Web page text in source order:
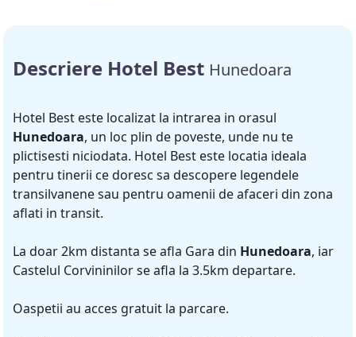
Descriere Hotel Best Hunedoara
Hotel Best este localizat la intrarea in orasul
Hunedoara, un loc plin de poveste, unde nu te
plictisesti niciodata. Hotel Best este locatia ideala
pentru tinerii ce doresc sa descopere legendele
transilvanene sau pentru oamenii de afaceri din zona
aflati in transit.
La doar 2km distanta se afla Gara din Hunedoara, iar
Castelul Corvininilor se afla la 3.5km departare.
Oaspetii au acces gratuit la parcare.